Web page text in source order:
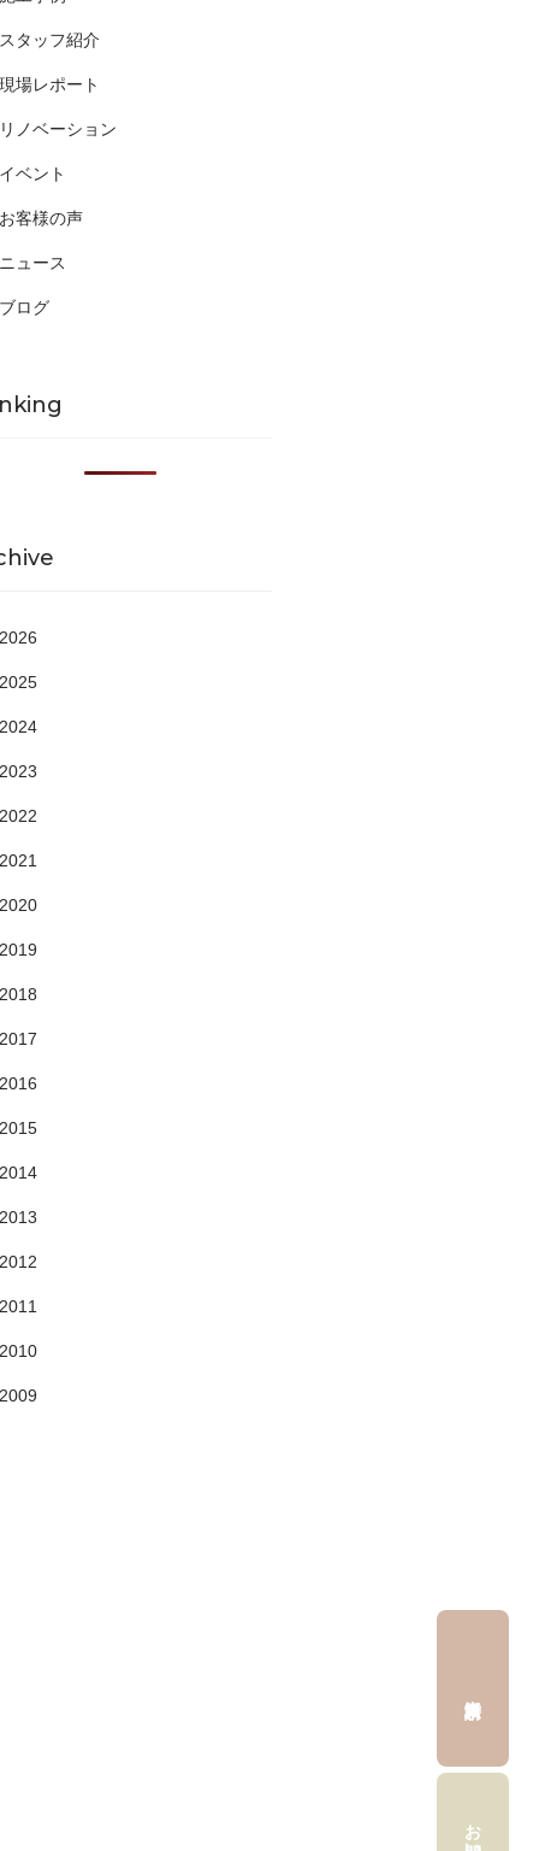
スタッフ紹介
現場レポート
リノベーション
イベント
お客様の声
ニュース
ブログ
2026
2025
2024
2023
2022
2021
2020
2019
2018
2017
2016
2015
2014
2013
2012
2011
2010
2009